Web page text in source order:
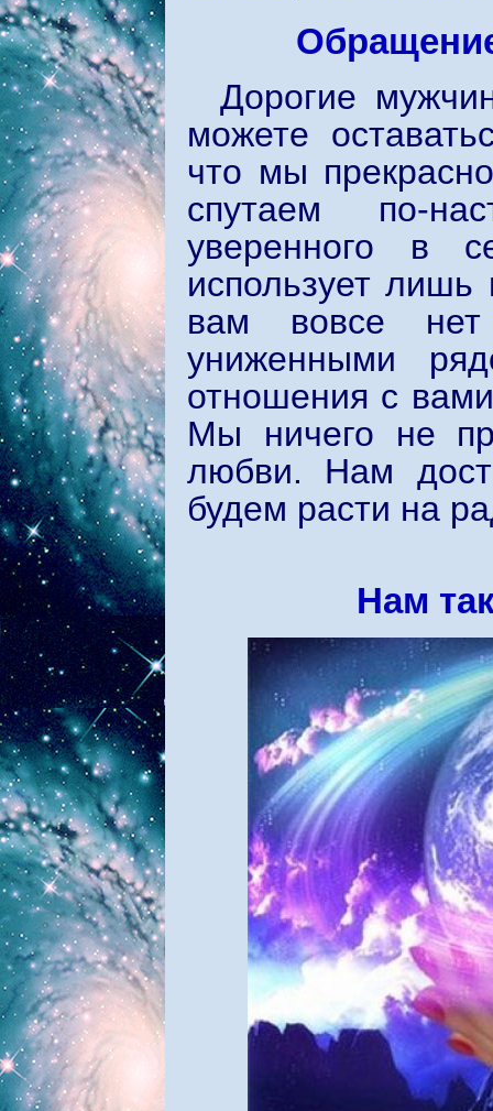
Дорогие
можете
что мы
спутаем по-
уверенного в
использует
вам вовсе нет
униженными
отношения с
Мы ничего не
любви. Нам
будем расти на
Нам